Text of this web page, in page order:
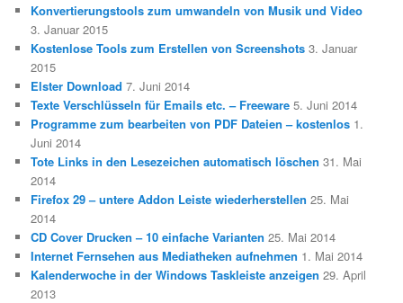
Konvertierungstools zum umwandeln von Musik und Video
3. Januar 2015
Kostenlose Tools zum Erstellen von Screenshots 3. Januar
2015
Elster Download 7. Juni 2014
Texte Verschlüsseln für Emails etc. – Freeware 5. Juni 2014
Programme zum bearbeiten von PDF Dateien – kostenlos 1.
Juni 2014
Tote Links in den Lesezeichen automatisch löschen 31. Mai
2014
Firefox 29 – untere Addon Leiste wiederherstellen 25. Mai
2014
CD Cover Drucken – 10 einfache Varianten 25. Mai 2014
Internet Fernsehen aus Mediatheken aufnehmen 1. Mai 2014
Kalenderwoche in der Windows Taskleiste anzeigen 29. April
2013